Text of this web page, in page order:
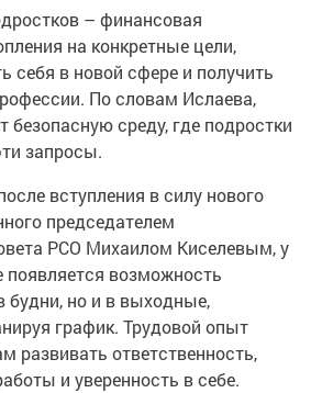
– финансовая
на конкретные цели,
себя в новой сфере и получить
По словам Ислаева,
среду, где подростки
запросы.
вступления в силу нового
председателем
РСО Михаилом Киселевым, у
появляется возможность
будни, но и в выходные,
график. Трудовой опыт
развивать ответственность,
и уверенность в себе.